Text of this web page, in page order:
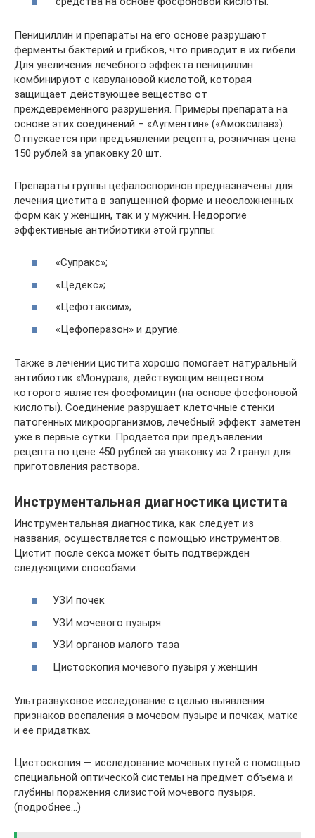
Пенициллин и препараты на его основе разрушают
ферменты бактерий и грибков, что приводит в их гибели.
Для увеличения лечебного эффекта пенициллин
комбинируют с кавулановой кислотой, которая
защищает действующее вещество от
преждевременного разрушения. Примеры препарата на
основе этих соединений – «Аугментин» («Амоксилав»).
Отпускается при предъявлении рецепта, розничная цена
150 рублей за упаковку 20 шт.
Препараты группы цефалоспоринов предназначены для
лечения цистита в запущенной форме и неосложненных
форм как у женщин, так и у мужчин. Недорогие
эффективные антибиотики этой группы:
«Супракс»;
«Цедекс»;
«Цефотаксим»;
«Цефоперазон» и другие.
Также в лечении цистита хорошо помогает натуральный
антибиотик «Монурал», действующим веществом
которого является фосфомицин (на основе фосфоновой
кислоты). Соединение разрушает клеточные стенки
патогенных микроорганизмов, лечебный эффект заметен
уже в первые сутки. Продается при предъявлении
рецепта по цене 450 рублей за упаковку из 2 гранул для
приготовления раствора.
Инструментальная диагностика цистита
Инструментальная диагностика, как следует из
названия, осуществляется с помощью инструментов.
Цистит после секса может быть подтвержден
следующими способами:
УЗИ почек
УЗИ мочевого пузыря
УЗИ органов малого таза
Цистоскопия мочевого пузыря у женщин
Ультразвуковое исследование с целью выявления
признаков воспаления в мочевом пузыре и почках, матке
и ее придатках.
Цистоскопия — исследование мочевых путей с помощью
специальной оптической системы на предмет объема и
глубины поражения слизистой мочевого пузыря.
(подробнее…)